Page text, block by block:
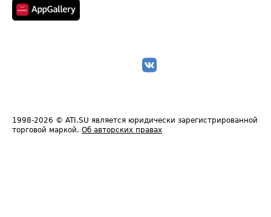
1998-2026 © ATI.SU является юридически зарегистрированной
торговой маркой. Об авторских правах